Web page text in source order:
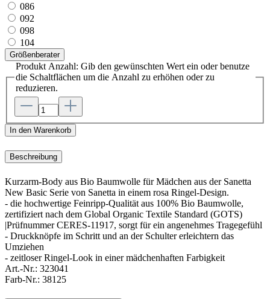
086
092
098
104
Größenberater
Produkt Anzahl: Gib den gewünschten Wert ein oder benutze
die Schaltflächen um die Anzahl zu erhöhen oder zu
reduzieren.
In den Warenkorb
Beschreibung
Kurzarm-Body aus Bio Baumwolle für Mädchen aus der Sanetta
New Basic Serie von Sanetta in einem rosa Ringel-Design.
- die hochwertige Feinripp-Qualität aus 100% Bio Baumwolle,
zertifiziert nach dem Global Organic Textile Standard (GOTS)
|Prüfnummer CERES-11917, sorgt für ein angenehmes Tragegefühl
- Druckknöpfe im Schritt und an der Schulter erleichtern das
Umziehen
- zeitloser Ringel-Look in einer mädchenhaften Farbigkeit
Art.-Nr.: 323041
Farb-Nr.: 38125